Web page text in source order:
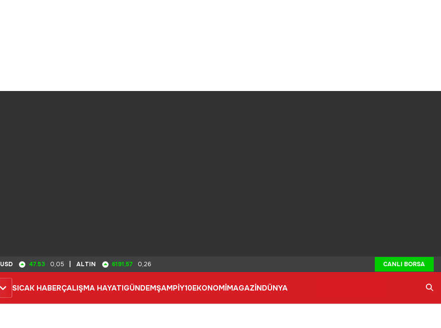
USD 47.53 0,05 ALTIN 6191,57 0,26 CANLI BORSA
SICAK HABERÇALIŞMA HAYATIGÜNDEMŞAMPİY10EKONOMİMAGAZİNDÜNYA